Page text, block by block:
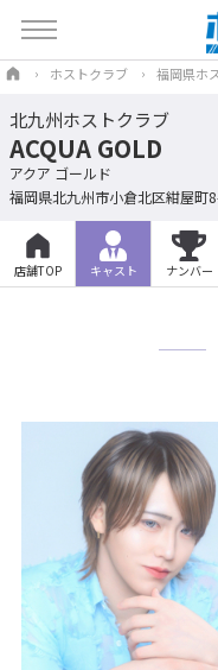
ホストクラブ 福岡県ホ
北九州ホストクラブ
ACQUA GOLD
アクア ゴールド
福岡県北九州市小倉北区紺屋町
店舗TOP キャスト ナンバー